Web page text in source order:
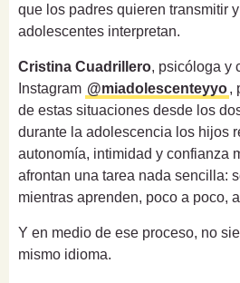
que los padres quieren transmitir
adolescentes interpretan.
Cristina Cuadrillero, psicóloga y
Instagram @miadolescenteyyo,
de estas situaciones desde los
durante la adolescencia los hijos
autonomía, intimidad y confianza
afrontan una tarea nada sencilla:
mientras aprenden, poco a poco,
Y en medio de ese proceso, no
mismo idioma.